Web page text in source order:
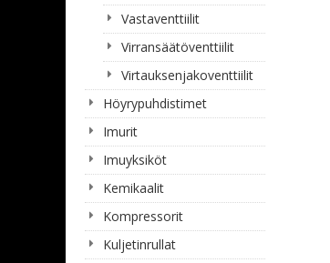
Vastaventtiilit
Virransäätöventtiilit
Virtauksenjakoventtiilit
Höyrypuhdistimet
Imurit
Imuyksiköt
Kemikaalit
Kompressorit
Kuljetinrullat